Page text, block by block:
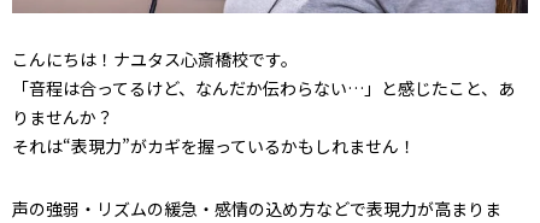
こんにちは！ナユタス心斎橋校です。
「音程は合ってるけど、なんだか伝わらない…」と感じたこと、あ
りませんか？
それは“表現力”がカギを握っているかもしれません！
声の強弱・リズムの緩急・感情の込め方などで表現力が高まりま